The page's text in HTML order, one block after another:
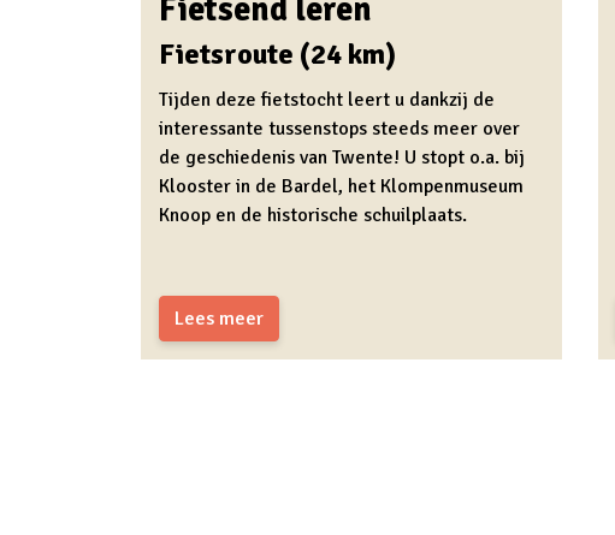
Fietsend leren
Fietsroute (24 km)
Tijden deze fietstocht leert u dankzij de
interessante tussenstops steeds meer over
de geschiedenis van Twente! U stopt o.a. bij
Klooster in de Bardel, het Klompenmuseum
Knoop en de historische schuilplaats.
Lees meer